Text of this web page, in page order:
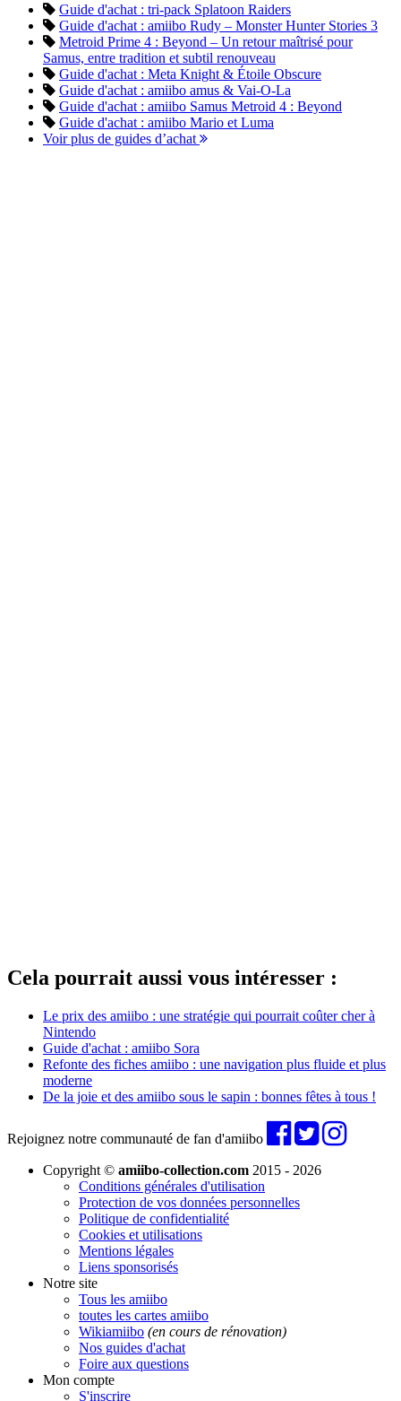
Guide d'achat : tri-pack Splatoon Raiders
Guide d'achat : amiibo Rudy – Monster Hunter Stories 3
Metroid Prime 4 : Beyond – Un retour maîtrisé pour
Samus, entre tradition et subtil renouveau
Guide d'achat : Meta Knight & Étoile Obscure
Guide d'achat : amiibo amus & Vai-O-La
Guide d'achat : amiibo Samus Metroid 4 : Beyond
Guide d'achat : amiibo Mario et Luma
Voir plus de guides d’achat
Cela pourrait aussi vous intéresser :
Le prix des amiibo : une stratégie qui pourrait coûter cher à
Nintendo
Guide d'achat : amiibo Sora
Refonte des fiches amiibo : une navigation plus fluide et plus
moderne
De la joie et des amiibo sous le sapin : bonnes fêtes à tous !
Rejoignez notre communauté de fan d'amiibo
Copyright © amiibo-collection.com 2015 - 2026
Conditions générales d'utilisation
Protection de vos données personnelles
Politique de confidentialité
Cookies et utilisations
Mentions légales
Liens sponsorisés
Notre site
Tous les amiibo
toutes les cartes amiibo
Wikiamiibo (en cours de rénovation)
Nos guides d'achat
Foire aux questions
Mon compte
S'inscrire